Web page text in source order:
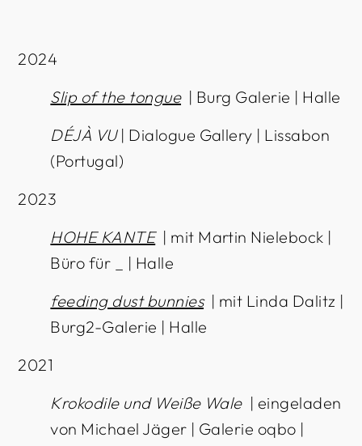
2024
Slip of the tongue| Burg Galerie | Halle
DÉJÀ VU| Dialogue Gallery | Lissabon
(Portugal)
2023
HOHE KANTE| mit Martin Nielebock |
Büro für _ | Halle
feeding dust bunnies| mit Linda Dalitz |
Burg2-Galerie | Halle
2021
Krokodile und Weiße Wale| eingeladen
von Michael Jäger | Galerie oqbo |